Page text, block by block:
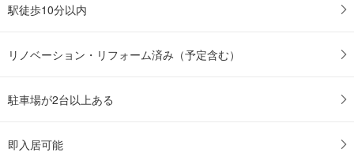
駅徒歩10分以内
リノベーション・リフォーム済み（予定含む）
駐車場が2台以上ある
即入居可能